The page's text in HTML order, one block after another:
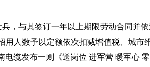
，与其签订一年以上期限劳动合同并
人数予以定额依次扣减增值税、城市
缆发布一则《送岗位 进军营 暖军心